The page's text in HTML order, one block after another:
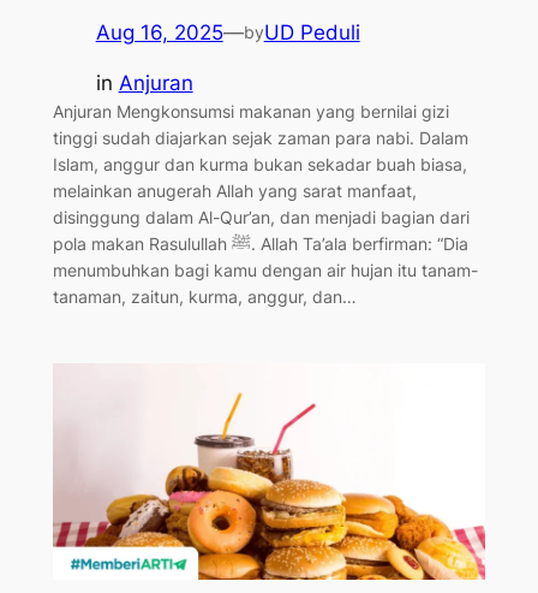
Aug 16, 2025—byUD Peduli
in Anjuran
Anjuran Mengkonsumsi makanan yang bernilai gizi
tinggi sudah diajarkan sejak zaman para nabi. Dalam
Islam, anggur dan kurma bukan sekadar buah biasa,
melainkan anugerah Allah yang sarat manfaat,
disinggung dalam Al-Qur’an, dan menjadi bagian dari
pola makan Rasulullah ﷺ. Allah Ta’ala berfirman: “Dia
menumbuhkan bagi kamu dengan air hujan itu tanam-
tanaman, zaitun, kurma, anggur, dan…